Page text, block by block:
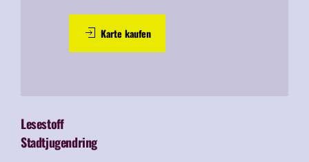
Karte kaufen
Lesestoff
Stadtjugendring